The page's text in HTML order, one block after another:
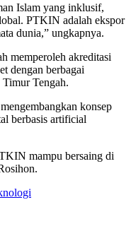
Islam yang inklusif,
PTKIN adalah ekspor
dunia,” ungkapnya.
memperoleh akreditasi
dengan berbagai
Tengah.
konsep
berbasis artificial
mampu bersaing di